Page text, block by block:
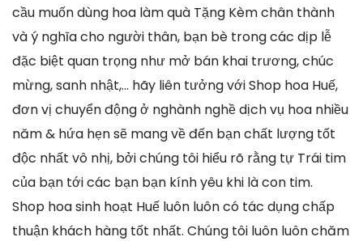
cầu muốn dùng hoa làm quà Tặng Kèm chân thành
và ý nghĩa cho người thân, bạn bè trong các dịp lễ
đặc biệt quan trọng như mở bán khai trương, chúc
mừng, sanh nhật,… hãy liên tưởng với Shop hoa Huế,
đơn vị chuyển động ở nghành nghề dịch vụ hoa nhiều
năm & hứa hẹn sẽ mang về đến bạn chất lượng tốt
độc nhất vô nhị, bởi chúng tôi hiểu rõ rằng tự Trái tim
của bạn tới các bạn bạn kính yêu khi là con tim.
Shop hoa sinh hoạt Huế luôn luôn có tác dụng chấp
thuận khách hàng tốt nhất. Chúng tôi luôn luôn chăm